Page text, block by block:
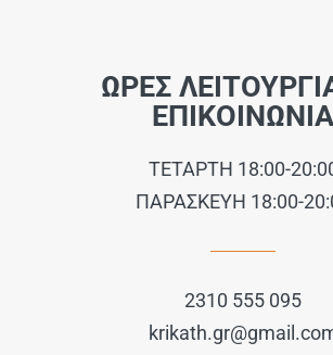
ΩΡΕΣ
ΕΠΙΚΟΙΝΩΝΙΑ
ΤΕΤΑΡΤΗ 18:00-
ΠΑΡΑΣΚΕΥΗ 18:00-
2310 555 095